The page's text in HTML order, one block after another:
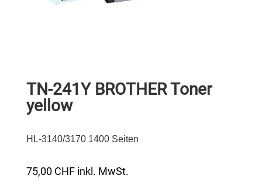
TN-241Y BROTHER Toner
yellow
HL-3140/3170 1400 Seiten
75,00 CHF inkl. MwSt.